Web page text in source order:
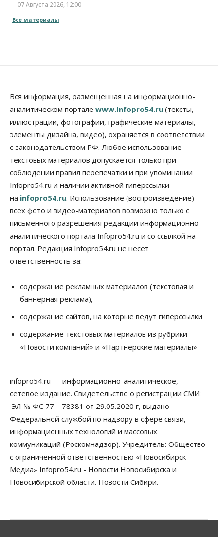
07 Августа 2026, 12:00
Общество
инициативное бюджетирование
07 Августа 2026, 11:00
Общество Право&Порядок
В Новосибирске руководителя отдела полиции
заключили под стражу
Общество
Недели жары повлияли на урожай в
Новосибирской области, но режима ЧС не будет
07 Августа 2026, 10:00
Бизнес Право&Порядок
Предприятия Новосибирска
выстраивают системы защиты от атак БПЛА
07 Августа 2026, 09:00
листы на полмиллиарда рублей
07 Августа 2026, 08:00
Бизнес Власть Медицина Общество
привлекать к разработке новых лекарств в
России
Россия построит в Киргизии новый кампус КРСУ:
30 гектаров, 15 тысяч студентов и 30 миллиардов
рублей
06 Августа 2026, 18:40
Общество
адаптироваться к учебе через культуру
06 Августа 2026, 18:00
Застройщики продавливают компромиссы по
Все материалы
Вся информация, размещенная на информационно-
аналитическом портале www.Infopro54.ru (тексты,
иллюстрации, фотографии, графические материалы,
элементы дизайна, видео), охраняется в соответствии
с законодательством РФ. Любое использование
текстовых материалов допускается только при
соблюдении правил перепечатки и при упоминании
Infopro54.ru и наличии активной гиперссылки
на infopro54.ru. Использование (воспроизведение)
всех фото и видео-материалов возможно только с
письменного разрешения редакции информационно-
аналитического портала Infopro54.ru и со ссылкой на
портал. Редакция Infopro54.ru не несет
ответственность за:
содержание рекламных материалов (текстовая и
баннерная реклама),
содержание сайтов, на которые ведут гиперссылки
содержание текстовых материалов из рубрики
«Новости компаний» и «Партнерские материалы»
infopro54.ru — информационно-аналитическое,
сетевое издание. Свидетельство о регистрации СМИ:
ЭЛ № ФС 77 – 78381 от 29.05.2020 г, выдано
Федеральной службой по надзору в сфере связи,
информационных технологий и массовых
коммуникаций (Роскомнадзор). Учредитель: Общество
с ограниченной ответственностью «Новосибирск
Медиа» Infopro54.ru - Новости Новосибирска и
Новосибирской области. Новости Сибири.